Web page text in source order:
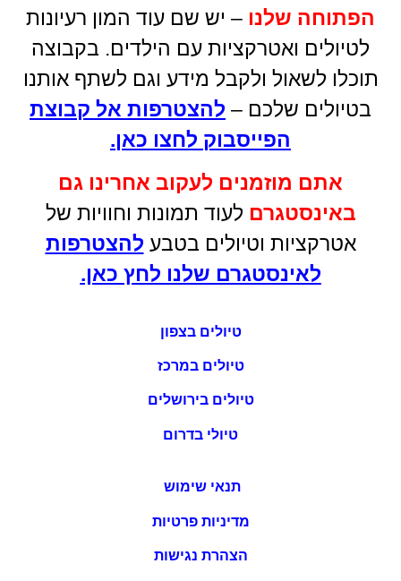
הפתוחה שלנו – יש שם עוד המון רעיונות
לטיולים ואטרקציות עם הילדים. בקבוצה
תוכלו לשאול ולקבל מידע וגם לשתף אותנו
בטיולים שלכם – להצטרפות אל קבוצת
הפייסבוק לחצו כאן.
אתם מוזמנים לעקוב אחרינו גם
באינסטגרם לעוד תמונות וחוויות של
אטרקציות וטיולים בטבע להצטרפות
לאינסטגרם שלנו לחץ כאן.
טיולים בצפון
טיולים במרכז
טיולים בירושלים
טיולי בדרום
תנאי שימוש
מדיניות פרטיות
הצהרת נגישות